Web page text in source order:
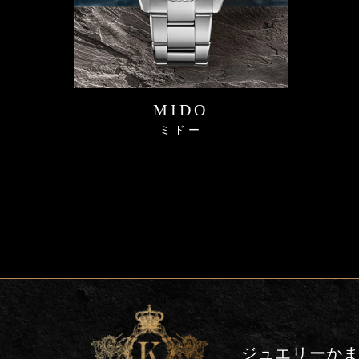
MIDO
ミドー
ジュエリーか